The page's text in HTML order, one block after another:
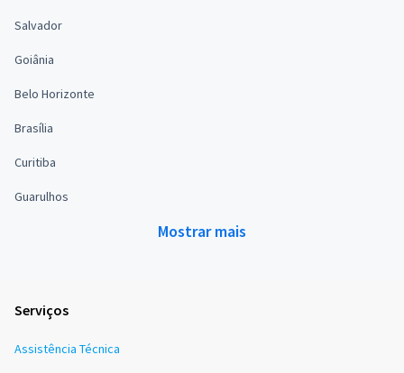
Salvador
Goiânia
Belo Horizonte
Brasília
Curitiba
Guarulhos
Mostrar mais
Serviços
Assistência Técnica